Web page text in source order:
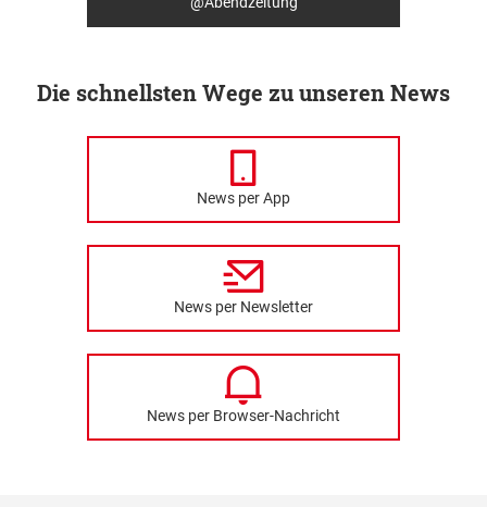
Die schnellsten Wege zu unseren News
News per App
News per Newsletter
News per Browser-Nachricht